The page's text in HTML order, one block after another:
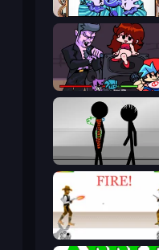
Exhibit of Sorrows
Friday Night Funkin'
Stick Figure Penalty 2
Gunblood